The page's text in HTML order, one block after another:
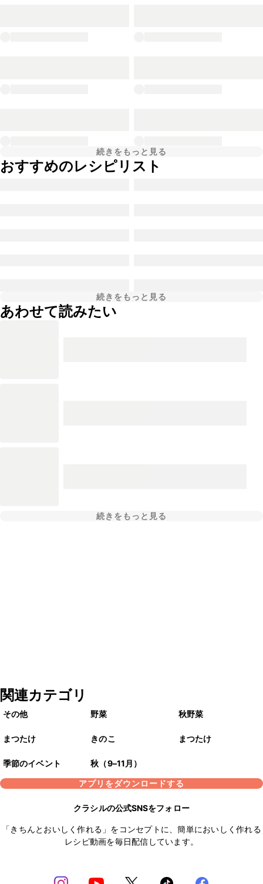
続きをもっと見る
おすすめのレシピリスト
続きをもっと見る
あわせて読みたい
続きをもっと見る
関連カテゴリ
その他 野菜 秋野菜
まつたけ きのこ まつたけ
季節のイベント
秋（9–11月）
アプリをダウンロードする
クラシルの公式SNSをフォロー
「きちんとおいしく作れる」をコンセプトに、簡単においしく作れる
レシピ動画を毎日配信しています。